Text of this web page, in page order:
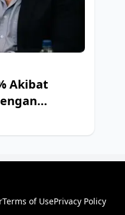
Akibat
Terms of UsePrivacy Policy